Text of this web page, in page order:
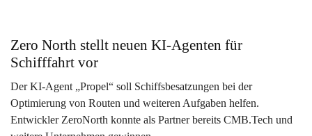
Zero North stellt neuen KI-Agenten für
Schifffahrt vor
Der KI-Agent „Propel“ soll Schiffsbesatzungen bei der
Optimierung von Routen und weiteren Aufgaben helfen.
Entwickler ZeroNorth konnte als Partner bereits CMB.Tech und